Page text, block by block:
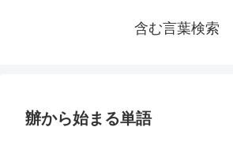
含む言葉検索
辦から始まる単語